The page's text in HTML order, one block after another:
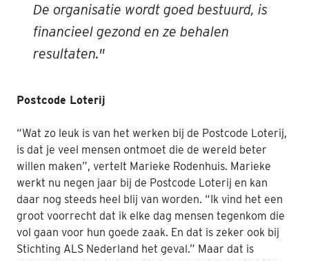
De organisatie wordt goed bestuurd, is
financieel gezond en ze behalen
resultaten."
Postcode Loterij
“Wat zo leuk is van het werken bij de Postcode Loterij,
is dat je veel mensen ontmoet die de wereld beter
willen maken”, vertelt Marieke Rodenhuis. Marieke
werkt nu negen jaar bij de Postcode Loterij en kan
daar nog steeds heel blij van worden. “Ik vind het een
groot voorrecht dat ik elke dag mensen tegenkom die
vol gaan voor hun goede zaak. En dat is zeker ook bij
Stichting ALS Nederland het geval.” Maar dat is